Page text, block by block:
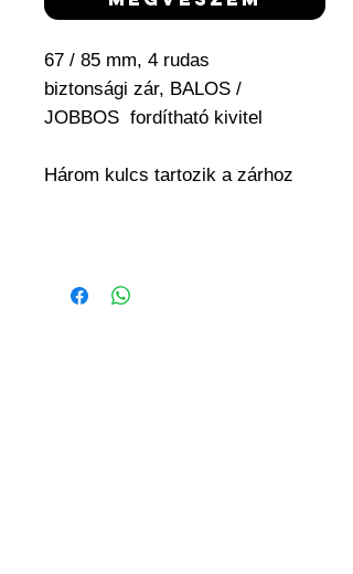
67 / 85 mm, 4 rudas
biztonsági zár, BALOS /
JOBBOS fordítható kivitel
Három kulcs tartozik a zárhoz